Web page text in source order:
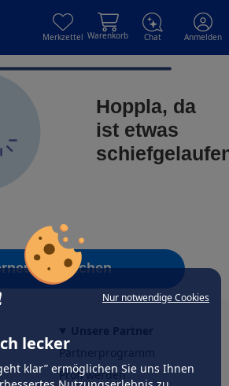
Nur notwendige Cookies
lecker
klar” ermöglichen Sie uns Ihnen
Merkzettel Warenkorb Chat Anmelden
Hoppla, da
ist etwas
versuchen
Partnerprogramm
Profi werden